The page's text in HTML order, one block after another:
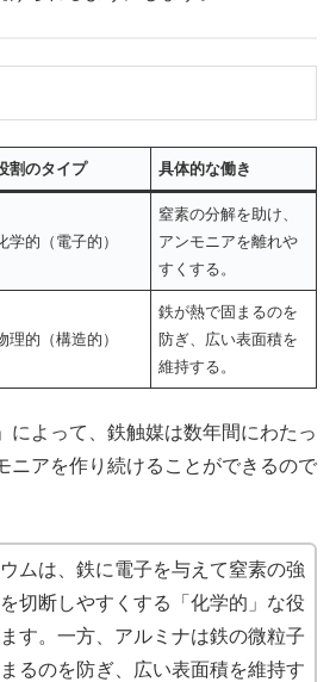
割のタイプ 具体的な働き
学的（電子的）
窒素の分解を助け、
アンモニアを離れや
すくする。
理的（構造的）
鉄が熱で固まるのを
防ぎ、広い表面積を
維持する。
よって、鉄触媒は数年間にわたっ
ニアを作り続けることができるので
ムは、鉄に電子を与えて窒素の強
切断しやすくする「化学的」な役
す。一方、アルミナは鉄の微粒子
るのを防ぎ、広い表面積を維持す